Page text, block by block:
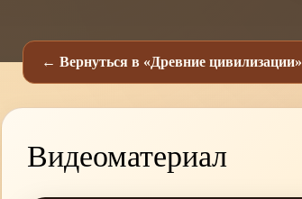
← Вернуться в «Древние цивилизации»
Видеоматериал